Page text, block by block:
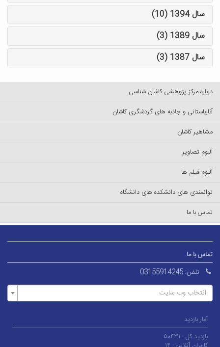
سال 1394 (10)
سال 1389 (3)
سال 1387 (3)
درباره مرکز پژوهشی کاشان شناسی
آثارباستانی و جاذبه های گردشگری کاشان
مشاهیر کاشان
آلبوم تصاویر
آلبوم فیلم ها
توانمندی های دانشکده های دانشگاه
تماس با ما
تماس با ما
تلفن: 03155914245
انتخاب وب سایت
آمار بازدید
بازدید کل : ۵۰۴۳۱